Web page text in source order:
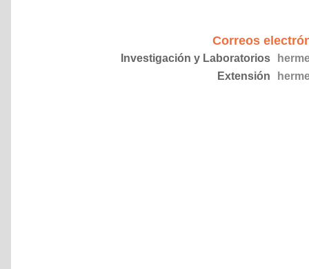
Correos
Investigación y Laboratorios
Extensión